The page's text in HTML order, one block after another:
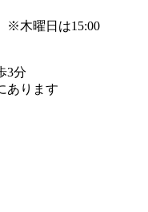
※木曜日は15:00
3分
あります